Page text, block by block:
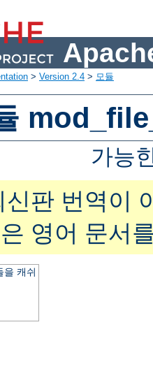
> Version 2.4 > 모듈
가능
신판 번역이
영어 문서
을 캐쉬